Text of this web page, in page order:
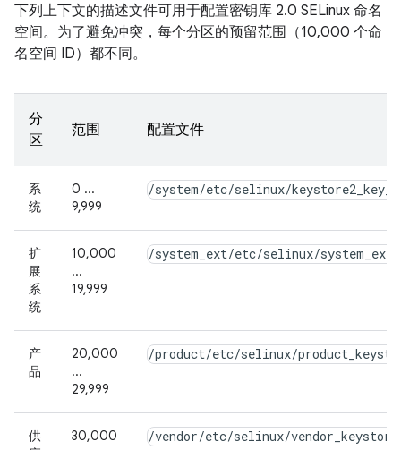
下列上下文的描述文件可用于配置密钥库 2.0 SELinux 命名
空间。为了避免冲突，每个分区的预留范围（10,000 个命
名空间 ID）都不同。
分
区
范围 配置文件
系
统
0 ...
9,999
/system/etc/selinux/
扩
展
系
统
10,000
...
19,999
/system_ext/etc/selinux/
产
品
20,000
...
29,999
/product/etc/selinux/
供
30,000
/vendor/etc/selinux/